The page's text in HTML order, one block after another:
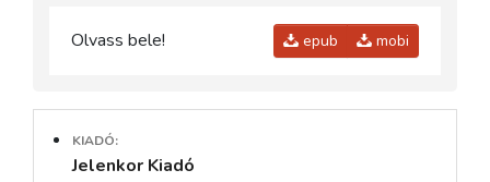
Olvass bele! epub mobi
KIADÓ:
Jelenkor Kiadó